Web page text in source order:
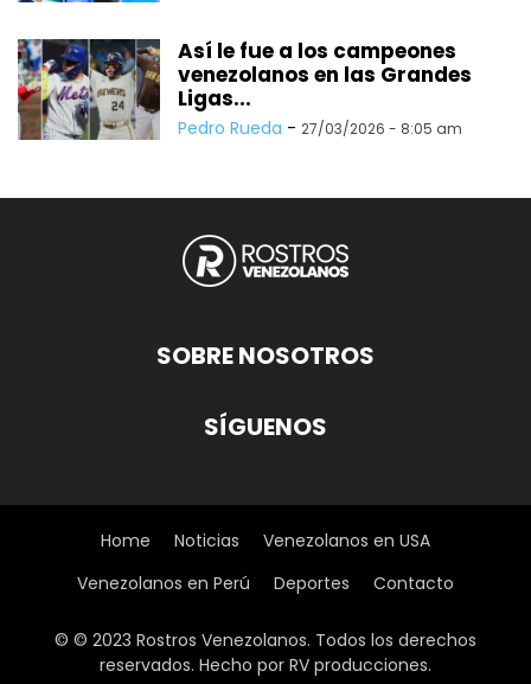
Así le fue a los campeones
venezolanos en las Grandes
Ligas...
Pedro Rueda - 27/03/2026 - 8:05 am
SOBRE NOSOTROS
SÍGUENOS
Home Noticias
Venezolanos en USA
Venezolanos en Perú
Deportes Contacto
© © 2023 Rostros Venezolanos. Todos los derechos
reservados. Hecho por RV producciones.